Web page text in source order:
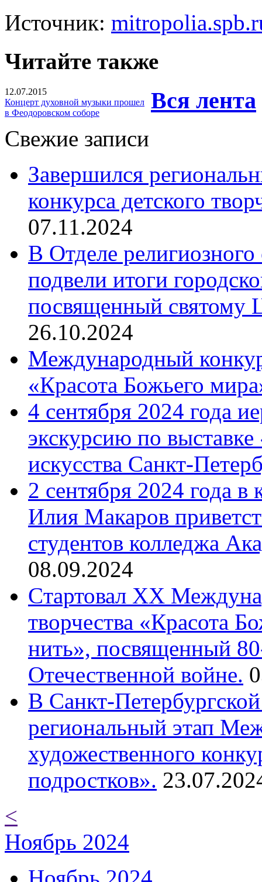
Источник:
Читайте также
12.07.2015
Концерт духовной музыки прошел
в Феодоровском соборе
Вся лента
Свежие записи
Завершился
конкурса детского
07.11.2024
В Отделе религиозного
подвели итоги
посвященный святому
26.10.2024
Международный
«Красота Божьего
4 сентября 2024 года
экскурсию по
искусства Санкт-
2 сентября 2024 года
Илия Макаров
студентов колледжа
08.09.2024
Cтартовал XX
творчества «Красота
нить», посвященный
Отечественной войне.
В Санкт-
региональный этап
художественного
подростков».
<
Ноябрь 2024